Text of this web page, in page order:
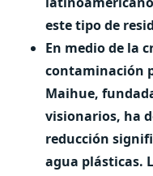
este tipo de
En medio de la
contaminación
Maihue,
visionarios, ha
reducción
agua plásticas.